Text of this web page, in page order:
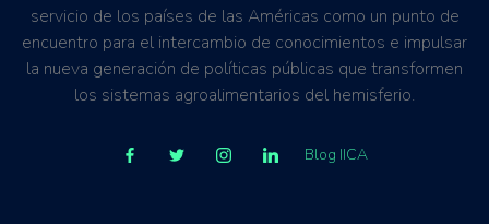
servicio de los países de las Américas como un punto de
encuentro para el intercambio de conocimientos e impulsar
la nueva generación de políticas públicas que transformen
los sistemas agroalimentarios del hemisferio.
Blog IICA